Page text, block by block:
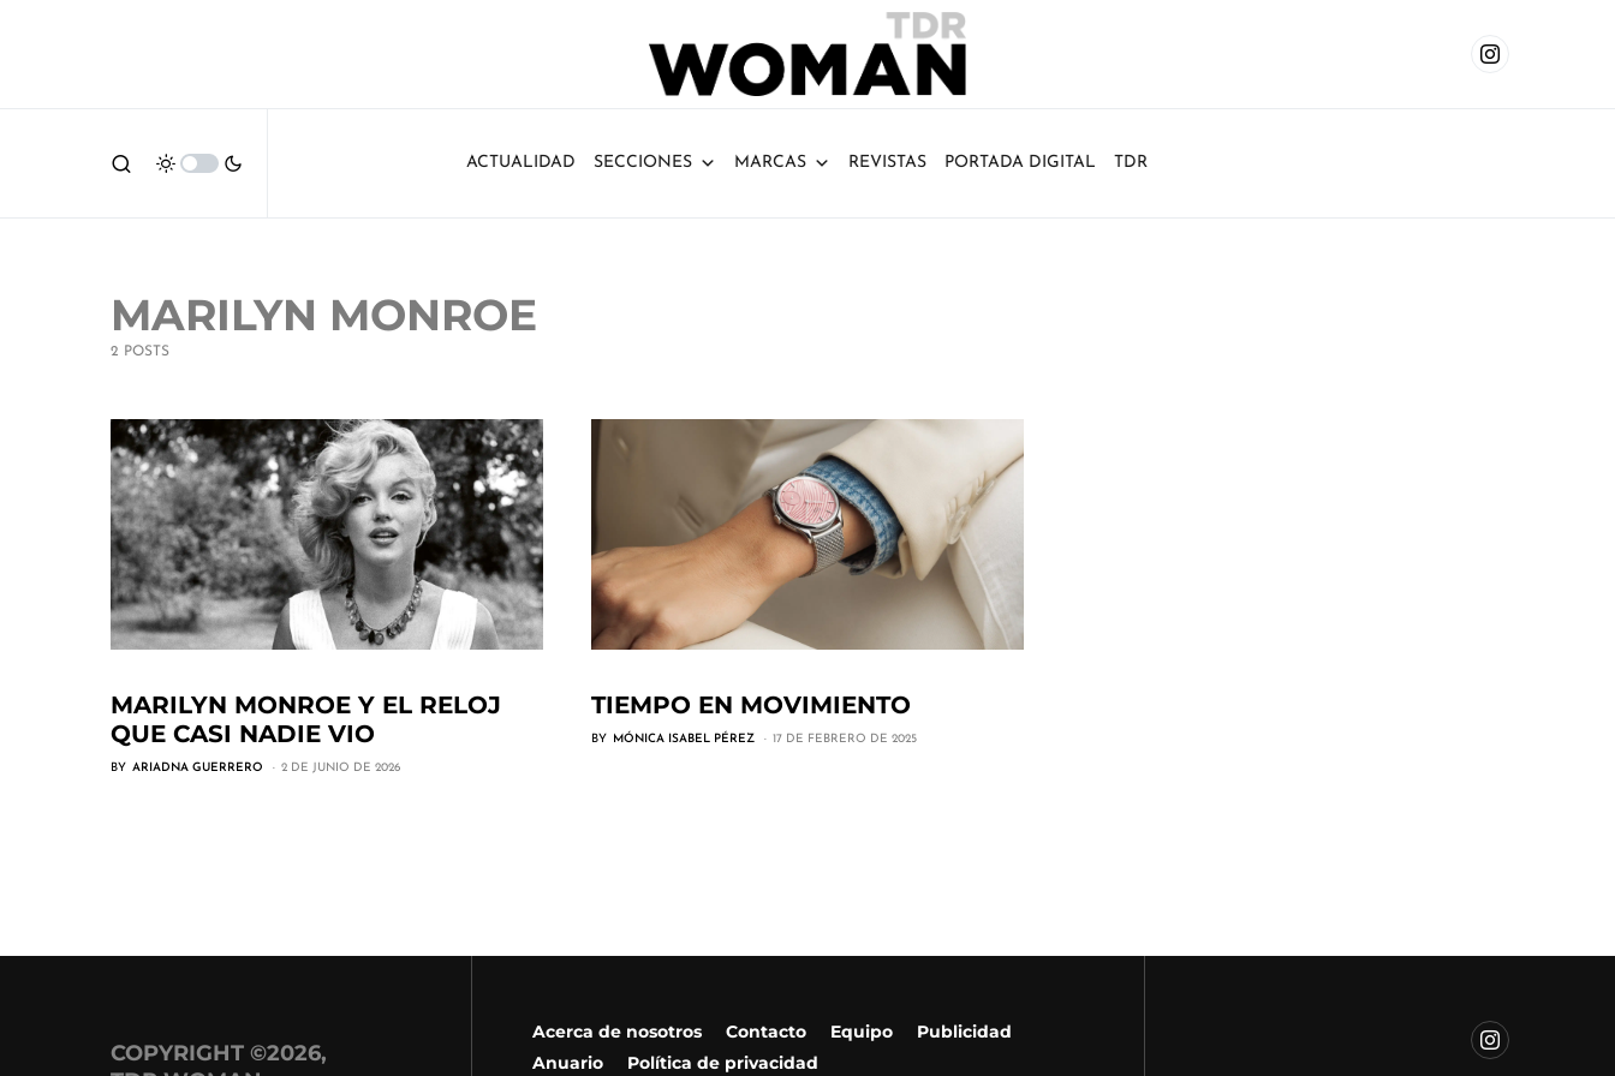
ACTUALIDAD SECCIONES MARCAS REVISTAS PORTADA DIGITAL TDR
MARILYN MONROE
2 POSTS
MARILYN MONROE Y EL RELOJ
QUE CASI NADIE VIO
BY ARIADNA GUERRERO 2 DE JUNIO DE 2026
TIEMPO EN MOVIMIENTO
BY MÓNICA ISABEL PÉREZ 17 DE FEBRERO DE 2025
COPYRIGHT ©2026,
Acerca de nosotros Contacto Equipo
Publicidad
Anuario
Política de privacidad